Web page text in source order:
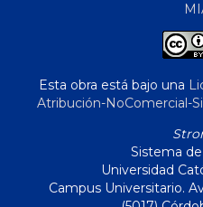
Esta obra está bajo una
Atribución-NoComercial-
Sistema
Universidad
Campus Universitario.